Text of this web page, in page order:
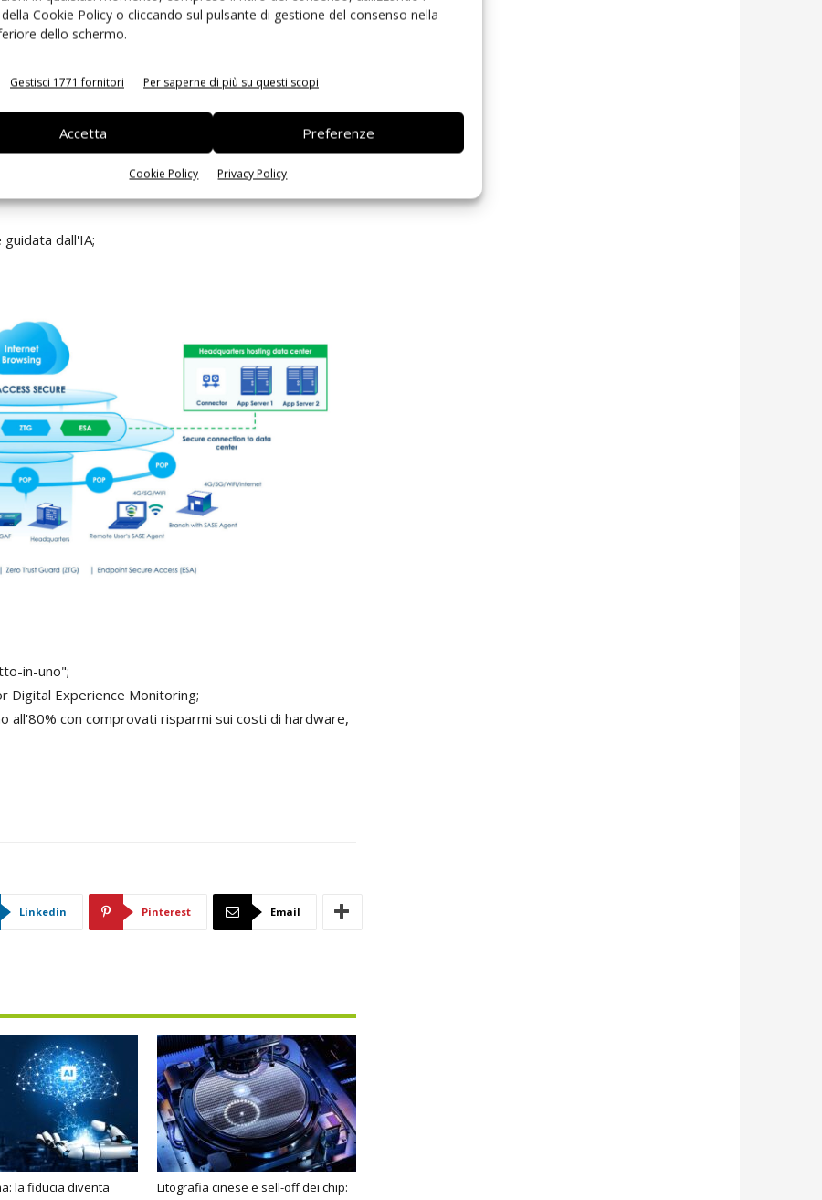
Cookie Policy o cliccando sul pulsante di gestione del consenso nella
dello schermo.
Gestisci 1771 fornitori Per saperne di più su questi scopi
Accetta Preferenze
Cookie Policy Privacy Policy
dall'IA;
in-uno";
Digital Experience Monitoring;
all'80% con comprovati risparmi sui costi di hardware,
Linkedin Pinterest Email
la fiducia diventa
Litografia cinese e sell-off dei chip: